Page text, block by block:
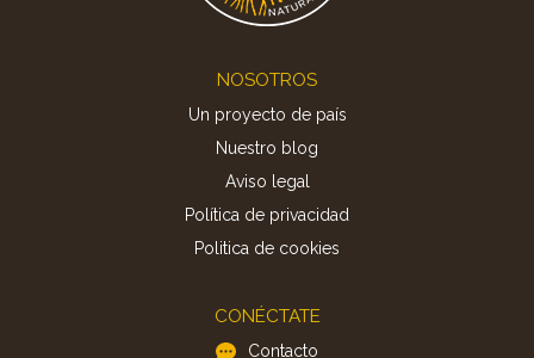
NOSOTROS
Un proyecto de país
Nuestro blog
Aviso legal
Política de privacidad
Politica de cookies
CONÉCTATE
Contacto